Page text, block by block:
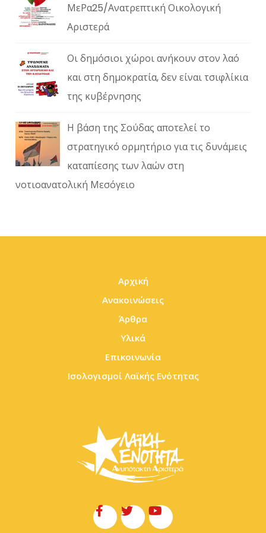
ΜεΡα25/Ανατρεπτική Οικολογική
Αριστερά
Οι δημόσιοι χώροι ανήκουν στον λαό
και στη δημοκρατία, δεν είναι τσιφλίκια
της κυβέρνησης
Η βάση της Σούδας αποτελεί το
στρατηγικό ορμητήριο για τις δυνάμεις
καταπίεσης των λαών στη
νοτιοανατολική Μεσόγειο
Αρχική
Ανακοινώσεις
Άρθρα
Υλικά
Επικοινωνία
Ισολογισμοί Λαϊκής Ενότητας